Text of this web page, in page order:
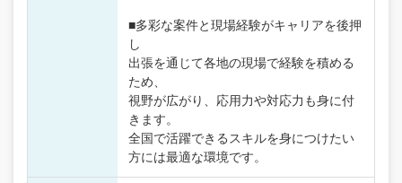
■多彩な案件と現場経験がキャリアを後押
し
出張を通じて各地の現場で経験を積める
ため、
視野が広がり、応用力や対応力も身に付
きます。
全国で活躍できるスキルを身につけたい
方には最適な環境です。